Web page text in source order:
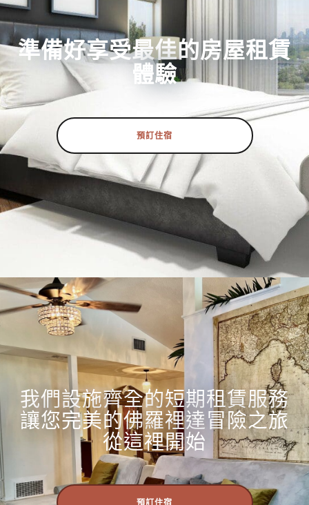
準備好享受最佳的房屋租賃
體驗
預訂住宿
我們設施齊全的短期租賃服務
讓您完美的佛羅裡達冒險之旅
從這裡開始
預訂住宿